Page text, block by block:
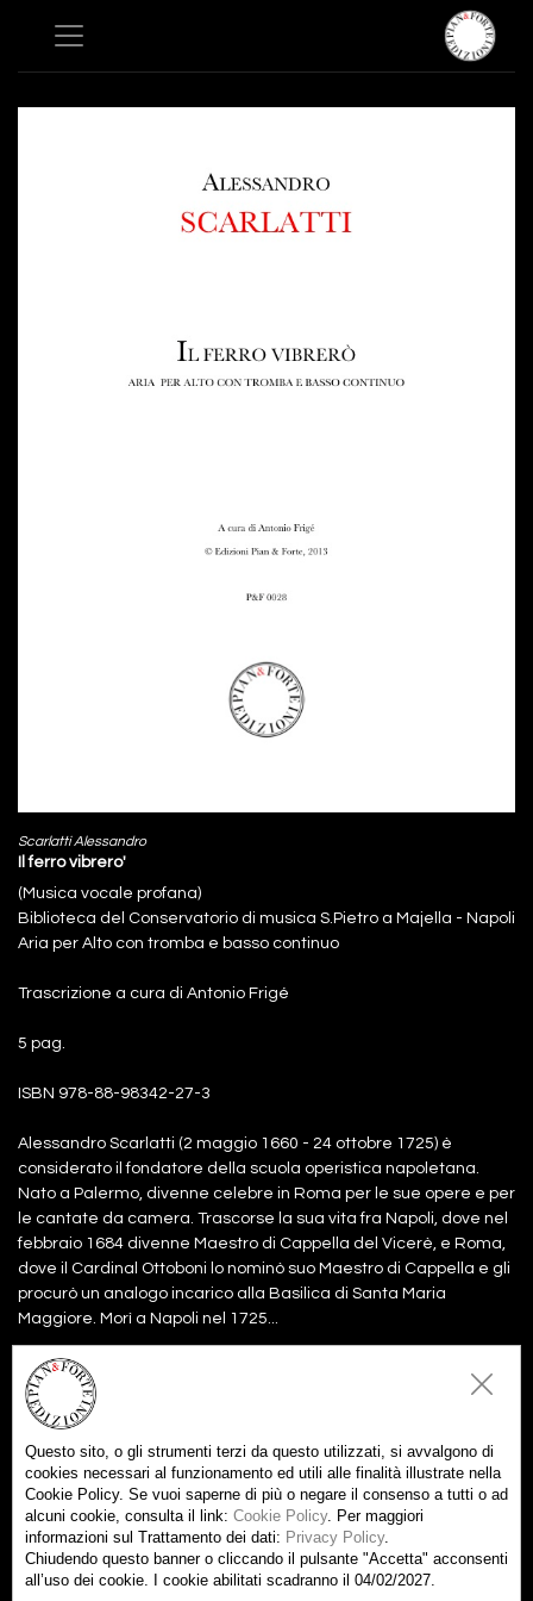
Scarlatti Alessandro
Il ferro vibrero'
(Musica vocale profana)
Biblioteca del Conservatorio di musica S.Pietro a Majella - Napoli
Aria per Alto con tromba e basso continuo
Trascrizione a cura di Antonio Frigé
5 pag.
ISBN 978-88-98342-27-3
Alessandro Scarlatti (2 maggio 1660 - 24 ottobre 1725) è
considerato il fondatore della scuola operistica napoletana.
Nato a Palermo, divenne celebre in Roma per le sue opere e per
le cantate da camera. Trascorse la sua vita fra Napoli, dove nel
febbraio 1684 divenne Maestro di Cappella del Vicerè, e Roma,
dove il Cardinal Ottoboni lo nominò suo Maestro di Cappella e gli
procurò un analogo incarico alla Basilica di Santa Maria
Maggiore. Morì a Napoli nel 1725...
Files:
partitura
parti 3,00€ Aggiungi al carrello
partitura +
parti
5,00€ Aggiungi tutti al carrello
Questo sito, o gli strumenti terzi da questo utilizzati, si avvalgono di
cookies necessari al funzionamento ed utili alle finalità illustrate nella
Cookie Policy. Se vuoi saperne di più o negare il consenso a tutti o ad
alcuni cookie, consulta il link: Cookie Policy. Per maggiori
informazioni sul Trattamento dei dati: Privacy Policy.
Chiudendo questo banner o cliccando il pulsante "Accetta" acconsenti
all’uso dei cookie. I cookie abilitati scadranno il 04/02/2027.